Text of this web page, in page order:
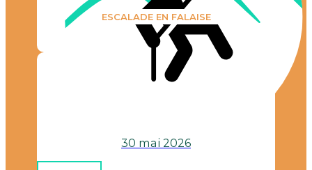
ESCALADE EN FALAISE
30 mai 2026